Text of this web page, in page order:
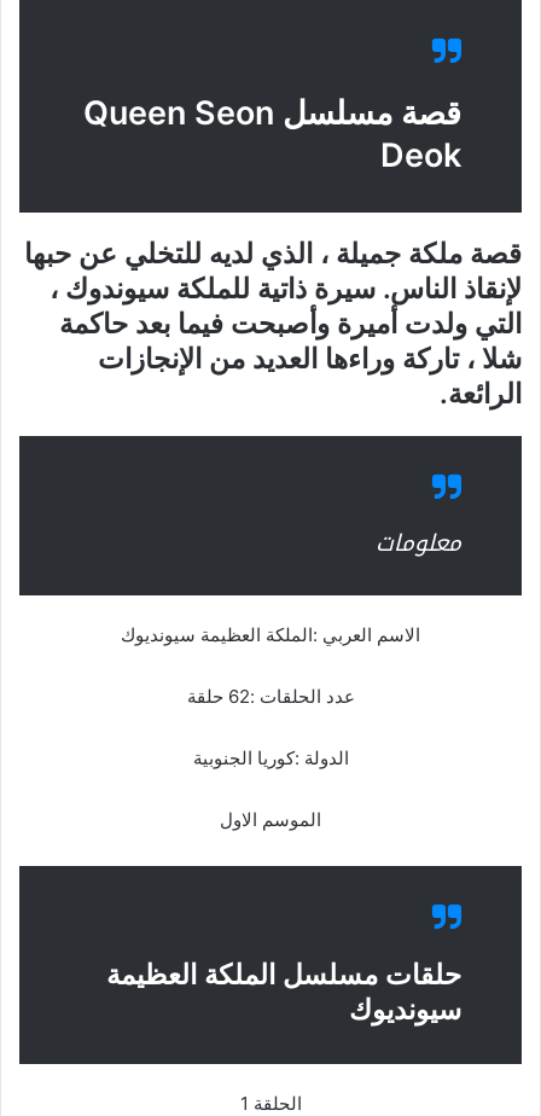
قصة مسلسل Queen Seon
Deok
قصة ملكة جميلة ، الذي لديه للتخلي عن حبها
لإنقاذ الناس. سيرة ذاتية للملكة سيوندوك ،
التي ولدت أميرة وأصبحت فيما بعد حاكمة
شلا ، تاركة وراءها العديد من الإنجازات
الرائعة.
معلومات
الاسم العربي :الملكة العظيمة سيونديوك
عدد الحلقات :62 حلقة
الدولة :كوريا الجنوبية
الموسم الاول
حلقات مسلسل الملكة العظيمة
سيونديوك
الحلقة 1